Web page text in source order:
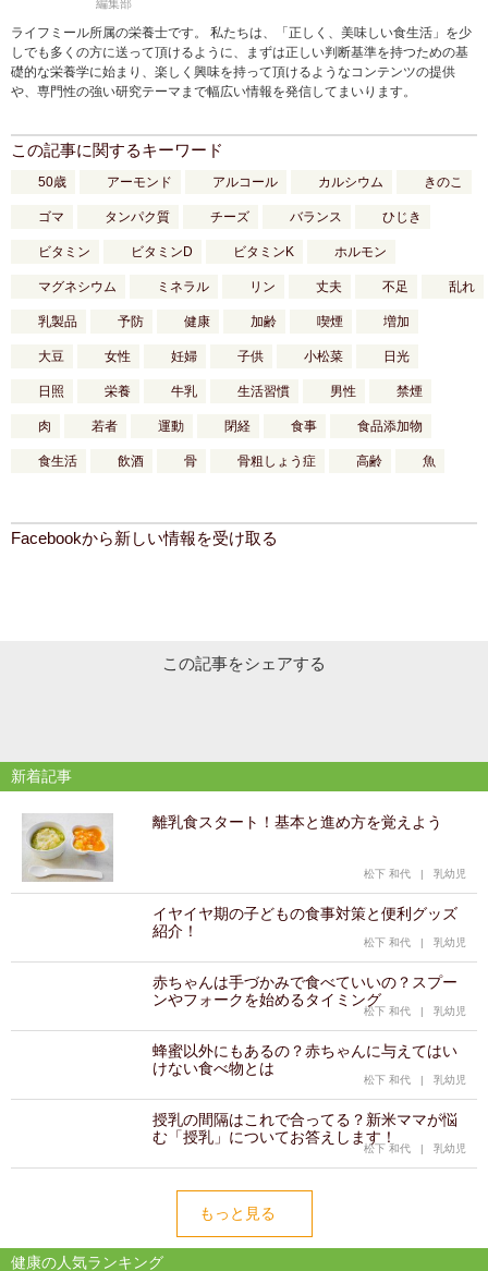
編集部
ライフミール所属の栄養士です。 私たちは、「正しく、美味しい食生活」を少
しでも多くの方に送って頂けるように、まずは正しい判断基準を持つための基
礎的な栄養学に始まり、楽しく興味を持って頂けるようなコンテンツの提供
や、専門性の強い研究テーマまで幅広い情報を発信してまいります。
この記事に関するキーワード
50歳 アーモンド アルコール カルシウム きのこ
ゴマ タンパク質 チーズ バランス ひじき
ビタミン ビタミンD ビタミンK ホルモン
マグネシウム ミネラル リン 丈夫 不足 乱れ
乳製品 予防 健康 加齢 喫煙 増加
大豆 女性 妊婦 子供 小松菜 日光
日照 栄養 牛乳 生活習慣 男性 禁煙
肉 若者 運動 閉経 食事 食品添加物
食生活 飲酒 骨 骨粗しょう症 高齢 魚
Facebookから新しい情報を受け取る
この記事をシェアする
新着記事
離乳食スタート！基本と進め方を覚えよう
松下 和代 | 乳幼児
イヤイヤ期の子どもの食事対策と便利グッズ
紹介！
松下 和代 | 乳幼児
赤ちゃんは手づかみで食べていいの？スプー
ンやフォークを始めるタイミング
松下 和代 | 乳幼児
蜂蜜以外にもあるの？赤ちゃんに与えてはい
けない食べ物とは
松下 和代 | 乳幼児
授乳の間隔はこれで合ってる？新米ママが悩
む「授乳」についてお答えします！
松下 和代 | 乳幼児
もっと見る
健康の人気ランキング